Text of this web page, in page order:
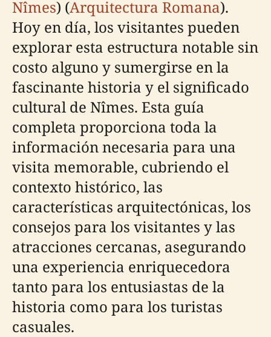
Nîmes) (Arquitectura Romana).
Hoy en día, los visitantes pueden
explorar esta estructura notable sin
costo alguno y sumergirse en la
fascinante historia y el significado
cultural de Nîmes. Esta guía
completa proporciona toda la
información necesaria para una
visita memorable, cubriendo el
contexto histórico, las
características arquitectónicas, los
consejos para los visitantes y las
atracciones cercanas, asegurando
una experiencia enriquecedora
tanto para los entusiastas de la
historia como para los turistas
casuales.